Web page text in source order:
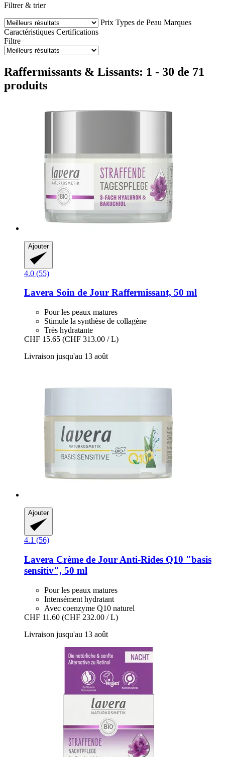
Filtrer & trier
Prix Types de Peau Marques
Caractéristiques Certifications
Filtre
Raffermissants & Lissants: 1 - 30 de 71
produits
Ajouter
4.0 (55)
Lavera Soin de Jour Raffermissant, 50 ml
Pour les peaux matures
Stimule la synthèse de collagène
Très hydratante
CHF 15.65 (CHF 313.00 / L)
Livraison jusqu'au 13 août
Ajouter
4.1 (56)
Lavera Crème de Jour Anti-​Rides Q10 "basis
sensitiv", 50 ml
Pour les peaux matures
Intensément hydratant
Avec coenzyme Q10 naturel
CHF 11.60 (CHF 232.00 / L)
Livraison jusqu'au 13 août